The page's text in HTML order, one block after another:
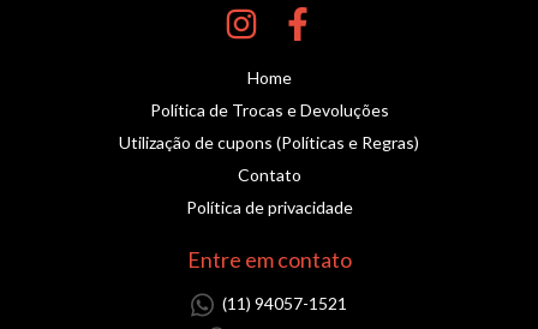
Home
Política de Trocas e Devoluções
Utilização de cupons (Políticas e Regras)
Contato
Política de privacidade
Entre em contato
(11) 94057-1521